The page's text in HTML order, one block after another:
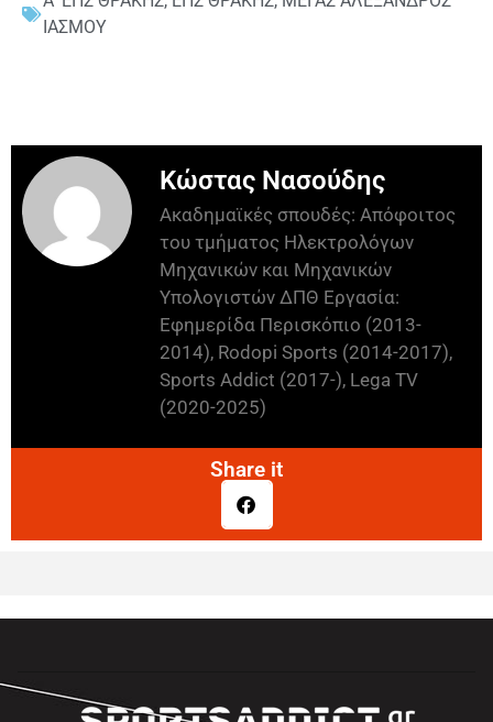
ΙΑΣΜΟΥ
Κώστας Νασούδης
Ακαδημαϊκές σπουδές: Απόφοιτος
του τμήματος Ηλεκτρολόγων
Μηχανικών και Μηχανικών
Υπολογιστών ΔΠΘ Εργασία:
Εφημερίδα Περισκόπιο (2013-
2014), Rodopi Sports (2014-2017),
Sports Addict (2017-), Lega TV
(2020-2025)
Share it